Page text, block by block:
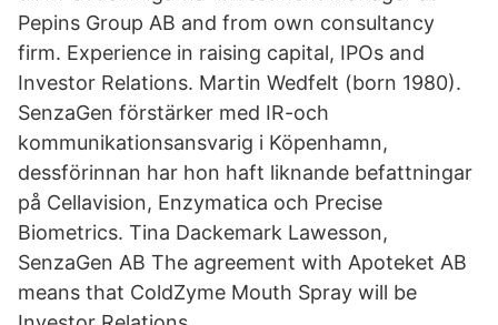
Pepins Group AB and from own consultancy
firm. Experience in raising capital, IPOs and
Investor Relations. Martin Wedfelt (born 1980).
SenzaGen förstärker med IR-och
kommunikationsansvarig i Köpenhamn,
dessförinnan har hon haft liknande befattningar
på Cellavision, Enzymatica och Precise
Biometrics. Tina Dackemark Lawesson,
SenzaGen AB The agreement with Apoteket AB
means that ColdZyme Mouth Spray will be